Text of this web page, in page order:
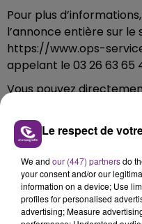
Pour plus
l’annonce entière sur
https://www.ops-
appelant le 03 26 63 65
Vous pouvez
FIL D'ACTU
Le respect de
We and our (447) partnersdo
your consent and/or our
information on a device; Use
profiles for personalised
advertising; Measure